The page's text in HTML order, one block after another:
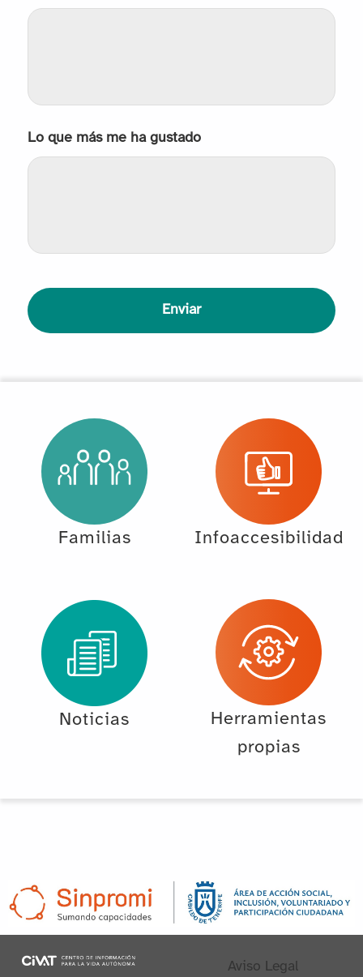
Lo que más me ha gustado
Familias Infoaccesibilidad
Noticias
Herramientas
propias
Aviso Legal